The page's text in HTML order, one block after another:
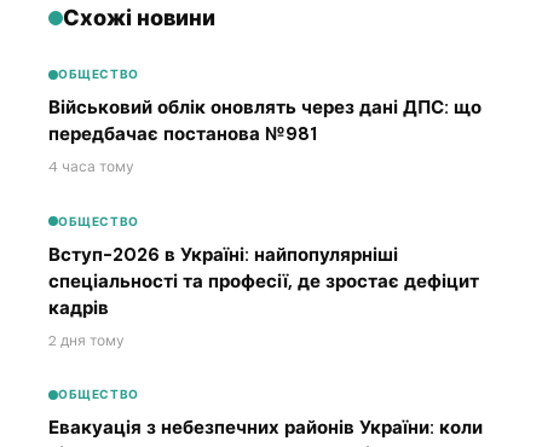
Схожі новини
ОБЩЕСТВО
Військовий облік оновлять через дані ДПС: що
передбачає постанова №981
4 часа тому
ОБЩЕСТВО
Вступ-2026 в Україні: найпопулярніші
спеціальності та професії, де зростає дефіцит
кадрів
2 дня тому
ОБЩЕСТВО
Евакуація з небезпечних районів України: коли